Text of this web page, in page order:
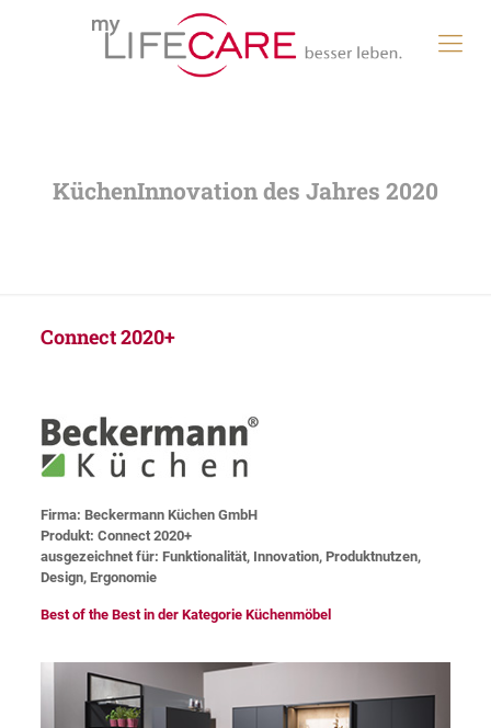
Connect 2020+
Firma: Beckermann Küchen GmbH
Produkt: Connect 2020+
ausgezeichnet für: Funktionalität, Innovation, Produktnutzen,
Design, Ergonomie
Best of the Best in der Kategorie Küchenmöbel